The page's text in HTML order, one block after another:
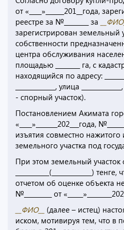
от «____»______201__года,
реестре за №________ за
зарегистрирован земельный
собственности
центра обслуживания
площадью ________ га, с
находящийся по адресу:
_____________, улица
- спорный участок).
Постановлением Акимата
«____»_______202___года,
изъятия совместно
земельного участка под
При этом земельный участок
___________(_____________)
отчетом об оценке объекта
№_________ от
__ФИО__ (далее – истец)
иском, мотивируя тем, что в